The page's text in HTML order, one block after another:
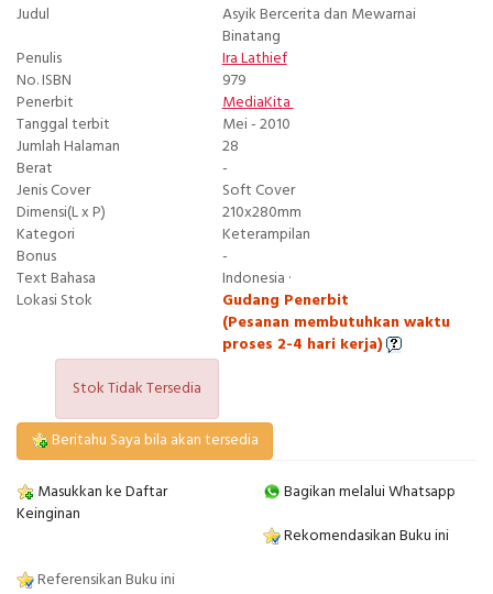
Judul
Asyik Bercerita dan Mewarnai
Binatang
Penulis
Ira Lathief
No. ISBN
979
Penerbit
MediaKita
Tanggal terbit
Mei - 2010
Jumlah Halaman
28
Berat
-
Jenis Cover
Soft Cover
Dimensi(L x P)
210x280mm
Kategori
Keterampilan
Bonus
-
Text Bahasa
Indonesia ·
Lokasi Stok
Gudang Penerbit
(Pesanan membutuhkan waktu
proses 2-4 hari kerja)
Stok Tidak Tersedia
Beritahu Saya bila akan tersedia
Masukkan ke Daftar
Keinginan
Bagikan melalui Whatsapp
Rekomendasikan Buku ini
Referensikan Buku ini